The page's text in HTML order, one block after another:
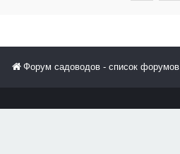
Форум садоводов - список форумов